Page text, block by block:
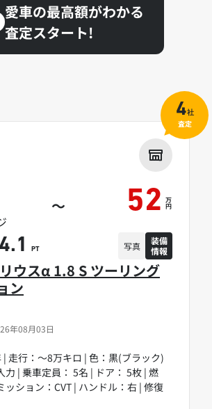
愛車の最高額がわかる
査定スタート!
年08月03日
ウスα 1.8 S ツーリング
ン
走行：～8万キロ | 色：黒(ブラック)
力 | 乗車定員： 5名 | ドア： 5枚 | 燃
ッション：CVT | ハンドル：右 | 修復
～ 52 万
円
4.1 PT 写真
装備
情報
4社
査定